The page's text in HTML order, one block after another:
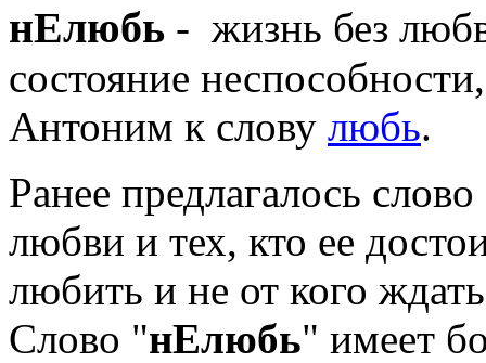
нЕлюбь - жизнь без
состояние
Антоним к слову любь.
Ранее предлагалось
любви и тех, кто ее
любить и не от кого
Слово "нЕлюбь" имеет